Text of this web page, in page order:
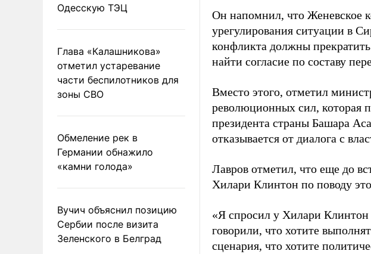
Одесскую ТЭЦ
Глава «Калашникова»
отметил устаревание
части беспилотников для
зоны СВО
Обмеление рек в
Германии обнажило
«камни голода»
Вучич объяснил позицию
Сербии после визита
Зеленского в Белград
Он напомнил, что Женевское
урегулирования ситуации в
конфликта должны
найти согласие по составу
Вместо этого, отметил
революционных сил, которая
президента страны Башара
отказывается от диалога с
Лавров отметил, что еще до
Хилари Клинтон по поводу
«Я спросил у Хилари
говорили, что хотите
сценария, что хотите